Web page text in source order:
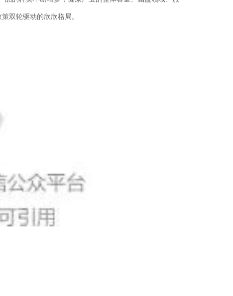
双轮驱动的欣欣格局。